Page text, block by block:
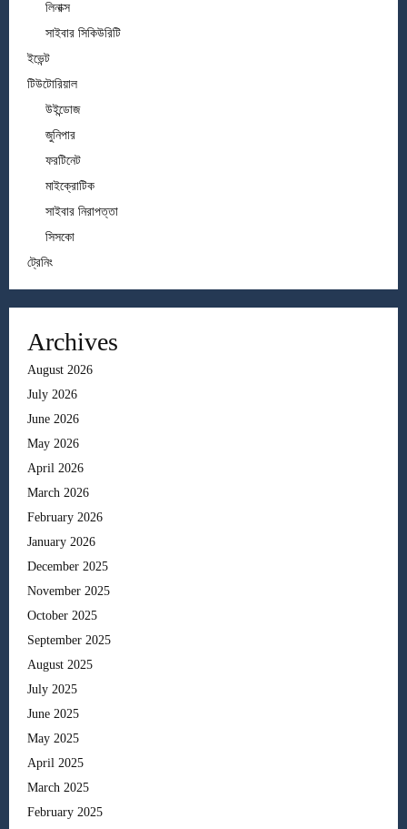
লিনাক্স
সাইবার সিকিউরিটি
ইভেন্ট
টিউটোরিয়াল
উইন্ডোজ
জুনিপার
ফরটিনেট
মাইক্রোটিক
সাইবার নিরাপত্তা
সিসকো
ট্রেনিং
Archives
August 2026
July 2026
June 2026
May 2026
April 2026
March 2026
February 2026
January 2026
December 2025
November 2025
October 2025
September 2025
August 2025
July 2025
June 2025
May 2025
April 2025
March 2025
February 2025